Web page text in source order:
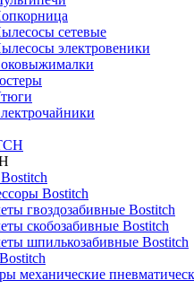
сетевые
электровеники
Bostitch
гвоздозабивные Bostitch
скобозабивные Bostitch
шпилькозабивные Bostitch
механические